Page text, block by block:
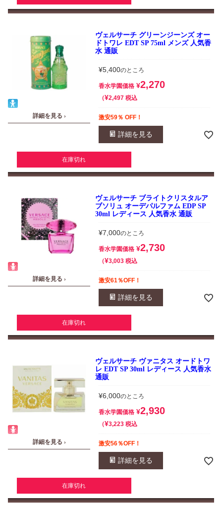
詳細を見る ›
ヴェルサーチ グリーンジーンズ オー
ドトワレ EDT SP 75ml メンズ 人気香
水 通販
¥5,400のところ
香水学園価格 ¥2,270
¥2,497 税込
激安59％ OFF！
詳細を見る
在庫切れ
詳細を見る ›
ヴェルサーチ ブライトクリスタルア
ブソリュ オーデパルファム EDP SP
30ml レディース 人気香水 通販
¥7,000のところ
香水学園価格 ¥2,730
¥3,003 税込
激安61％OFF！
詳細を見る
在庫切れ
詳細を見る ›
ヴェルサーチ ヴァニタス オードトワ
レ EDT SP 30ml レディース 人気香水
通販
¥6,000のところ
香水学園価格 ¥2,930
¥3,223 税込
激安56％OFF！
詳細を見る
在庫切れ